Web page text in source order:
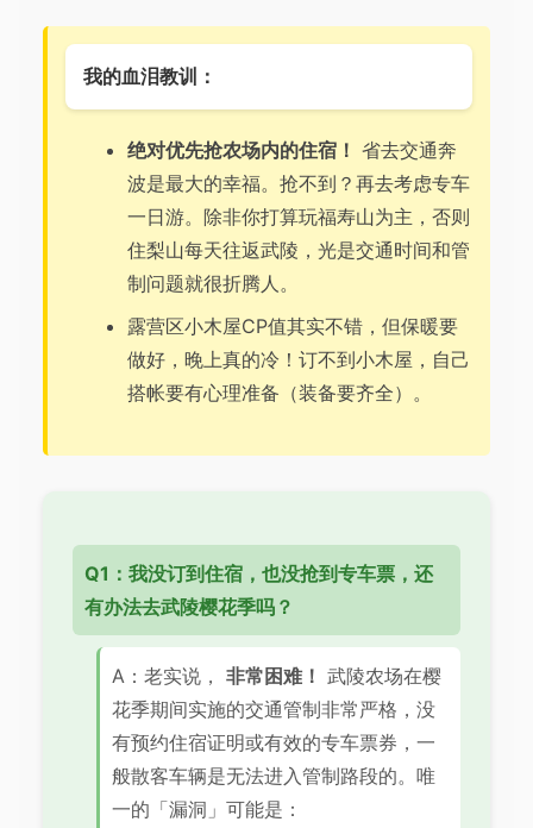
我的血泪教训：
绝对优先抢农场内的住宿！ 省去交通奔
波是最大的幸福。抢不到？再去考虑专车
一日游。除非你打算玩福寿山为主，否则
住梨山每天往返武陵，光是交通时间和管
制问题就很折腾人。
露营区小木屋CP值其实不错，但保暖要
做好，晚上真的冷！订不到小木屋，自己
搭帐要有心理准备（装备要齐全）。
Q1：我没订到住宿，也没抢到专车票，还
有办法去武陵樱花季吗？
A：老实说， 非常困难！ 武陵农场在樱
花季期间实施的交通管制非常严格，没
有预约住宿证明或有效的专车票券，一
般散客车辆是无法进入管制路段的。唯
一的「漏洞」可能是：